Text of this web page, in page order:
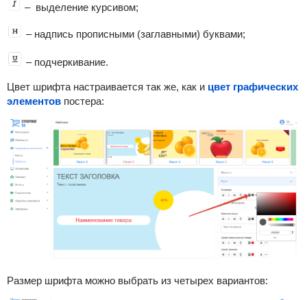
– выделение курсивом;
– надпись прописными (заглавными) буквами;
– подчеркивание.
Цвет шрифта настраивается так же, как и цвет графических
элементов постера:
Размер шрифта можно выбрать из четырех вариантов: